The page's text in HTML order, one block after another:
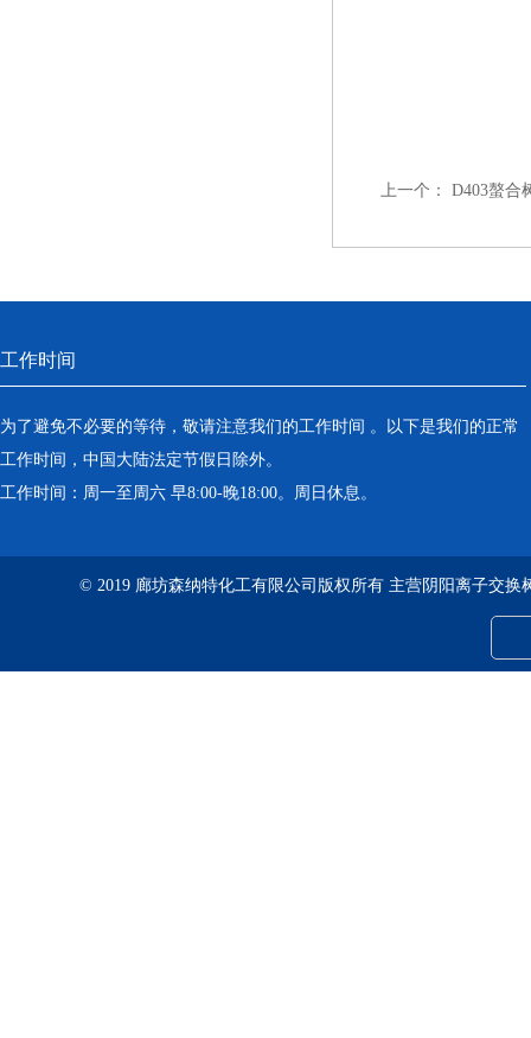
上一个： D403螯合
工作时间
为了避免不必要的等待，敬请注意我们的工作时间 。以下是我们的正常
工作时间，中国大陆法定节假日除外。
工作时间：周一至周六 早8:00-晚18:00。周日休息。
© 2019 廊坊森纳特化工有限公司版权所有 主营阴阳离子交换